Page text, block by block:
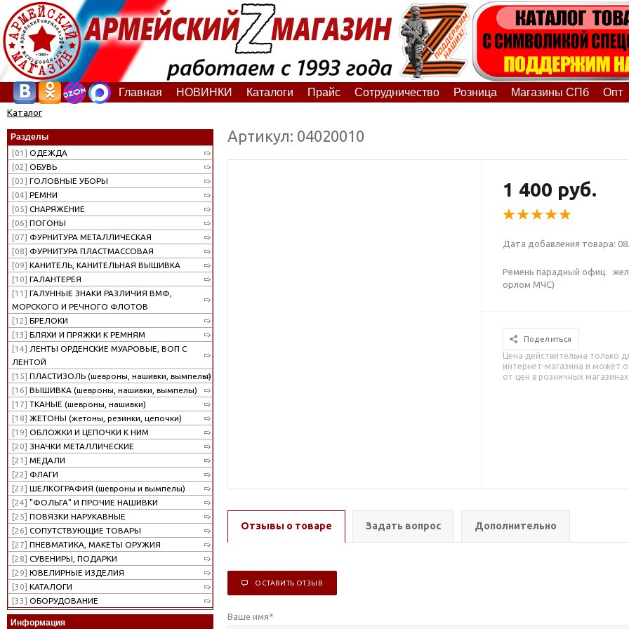
Главная НОВИНКИ Каталоги Прайс Сотрудничество Розница Магазины СПб Опт
Каталог
Разделы
[01] ОДЕЖДА
[02] ОБУВЬ
[03] ГОЛОВНЫЕ УБОРЫ
[04] РЕМНИ
[05] СНАРЯЖЕНИЕ
[06] ПОГОНЫ
[07] ФУРНИТУРА МЕТАЛЛИЧЕСКАЯ
[08] ФУРНИТУРА ПЛАСТМАССОВАЯ
[09] КАНИТЕЛЬ, КАНИТЕЛЬНАЯ ВЫШИВКА
[10] ГАЛАНТЕРЕЯ
[11] ГАЛУННЫЕ ЗНАКИ РАЗЛИЧИЯ ВМФ,
МОРСКОГО И РЕЧНОГО ФЛОТОВ
[12] БРЕЛОКИ
[13] БЛЯХИ И ПРЯЖКИ К РЕМНЯМ
[14] ЛЕНТЫ ОРДЕНСКИЕ МУАРОВЫЕ, ВОП С
ЛЕНТОЙ
[15] ПЛАСТИЗОЛЬ (шевроны, нашивки, вымпелы)
[16] ВЫШИВКА (шевроны, нашивки, вымпелы)
[17] ТКАНЫЕ (шевроны, нашивки)
[18] ЖЕТОНЫ (жетоны, резинки, цепочки)
[19] ОБЛОЖКИ И ЦЕПОЧКИ К НИМ
[20] ЗНАЧКИ МЕТАЛЛИЧЕСКИЕ
[21] МЕДАЛИ
[22] ФЛАГИ
[23] ШЕЛКОГРАФИЯ (шевроны и вымпелы)
[24] "ФОЛЬГА" И ПРОЧИЕ НАШИВКИ
[25] ПОВЯЗКИ НАРУКАВНЫЕ
[26] СОПУТСТВУЮЩИЕ ТОВАРЫ
[27] ПНЕВМАТИКА, МАКЕТЫ ОРУЖИЯ
[28] СУВЕНИРЫ, ПОДАРКИ
[29] ЮВЕЛИРНЫЕ ИЗДЕЛИЯ
[30] КАТАЛОГИ
[33] ОБОРУДОВАНИЕ
Информация
Артикул: 04020010
1 400 руб.
Дата добавления товара:
Ремень парадный офиц.
орлом МЧС)
Поделиться
Цена действительна только
интернет-магазина и может
от цен в розничных магазинах
Отзывы о товаре Задать вопрос Дополнительно
ОСТАВИТЬ ОТЗЫВ
Ваше имя*